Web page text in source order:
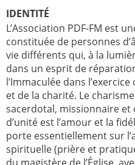
IDENTITÉ
L’Association PDF-FM est
constituée de personnes
vie différents qui, à la
dans un esprit de
l’Immaculée dans
et de la charité. Le
sacerdotal, missionnaire
d’unité est l’amour et la
porte essentiellement sur
spirituelle (prière et